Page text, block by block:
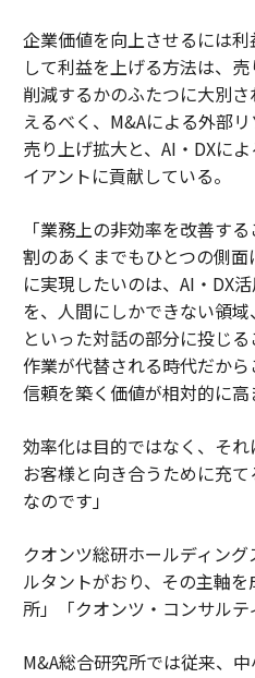
企業価値を向上させるには
して利益を上げる方法は、
削減するかのふたつに大別
えるべく、M&Aによる外部
売り上げ拡大と、AI・DXに
イアントに貢献している。
「業務上の非効率を改善す
割のあくまでもひとつの側
に実現したいのは、AI・DX
を、人間にしかできない領
といった対話の部分に投じ
作業が代替される時代だから
信頼を築く価値が相対的に高
効率化は目的ではなく、それ
お客様と向き合うために充
なのです」
クオンツ総研ホールディン
ルタントがおり、その主軸
所」「クオンツ・コンサルテ
M&A総合研究所では従来、